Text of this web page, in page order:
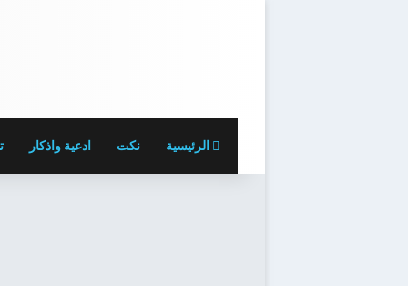
الرئيسية نكت ادعية واذكار